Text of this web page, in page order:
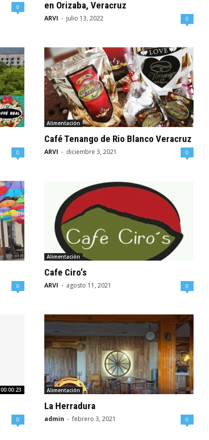
0
en Orizaba, Veracruz
ARVI - julio 13, 2022 0
0
Alimentación
Café Tenango de Rio Blanco Veracruz
ARVI - diciembre 3, 2021 0
0
Alimentación
Cafe Ciro’s
ARVI - agosto 11, 2021 0
00:00:23
0
Alimentación
La Herradura
admin - febrero 3, 2021 0